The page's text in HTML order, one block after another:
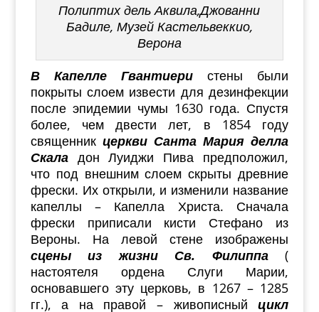
Полиптих дель Аквила,Джованни
Бадиле, Музей Кастельвеккио,
Верона
В Капелле Гвантиери стены были
покрыты слоем извести для дезинфекции
после эпидемии чумы 1630 года. Спустя
более, чем двести лет, в 1854 году
священник церкви Санта Мария делла
Скаладон Луиджи Пива предположил,
что под внешним слоем скрыты древние
фрески. Их открыли, и изменили название
капеллы – Капелла Христа. Сначала
фрески приписали кисти Стефано из
Вероны. На левой стене изображены
сцены из жизни Св. Филиппа(
настоятеля ордена Слуги Марии,
основавшего эту церковь, в 1267 – 1285
гг.), а на правой – живописныйцикл